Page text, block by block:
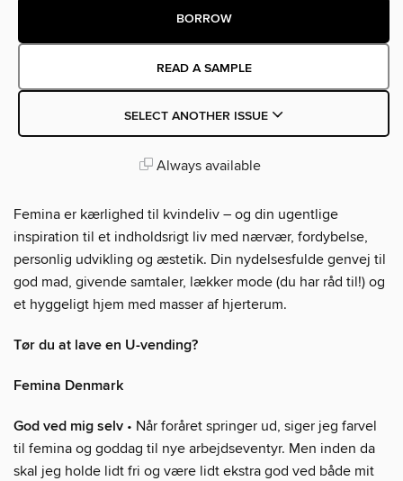
BORROW
READ A SAMPLE
SELECT ANOTHER ISSUE
Always available
Femina er kærlighed til kvindeliv – og din ugentlige
inspiration til et indholdsrigt liv med nærvær, fordybelse,
personlig udvikling og æstetik. Din nydelsesfulde genvej til
god mad, givende samtaler, lækker mode (du har råd til!) og
et hyggeligt hjem med masser af hjerterum.
Tør du at lave en U-vending?
Femina Denmark
God ved mig selv • Når foråret springer ud, siger jeg farvel
til femina og goddag til nye arbejdseventyr. Men inden da
skal jeg holde lidt fri og være lidt ekstra god ved både mit